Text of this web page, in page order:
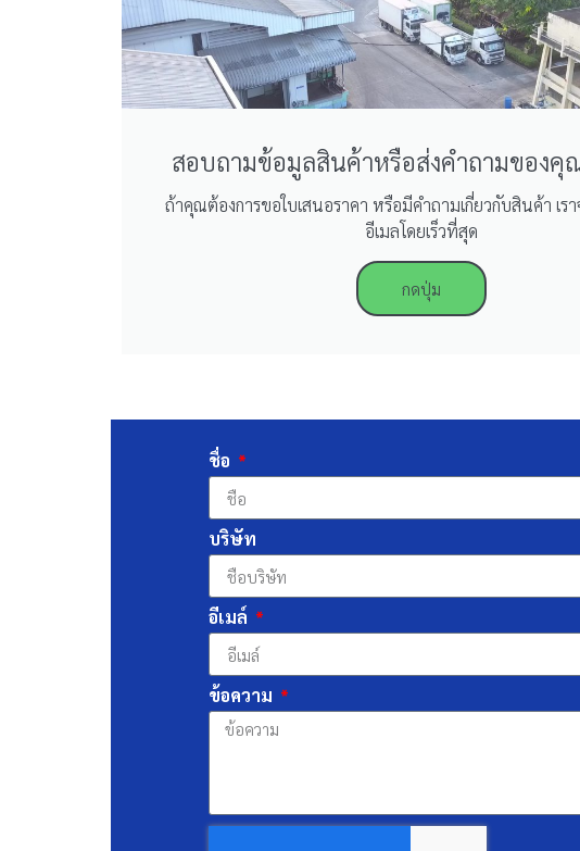
สอบถามข้อมูลสินค้าหรือส่งคำถามของคุ
ถ้าคุณต้องการขอใบเสนอราคา หรือมีคำถามเกี่ยวกับสินค้า เ
อีเมลโดยเร็วที่สุด
กดปุ่ม
ชื่อ
บริษัท
อีเมล์
ข้อความ